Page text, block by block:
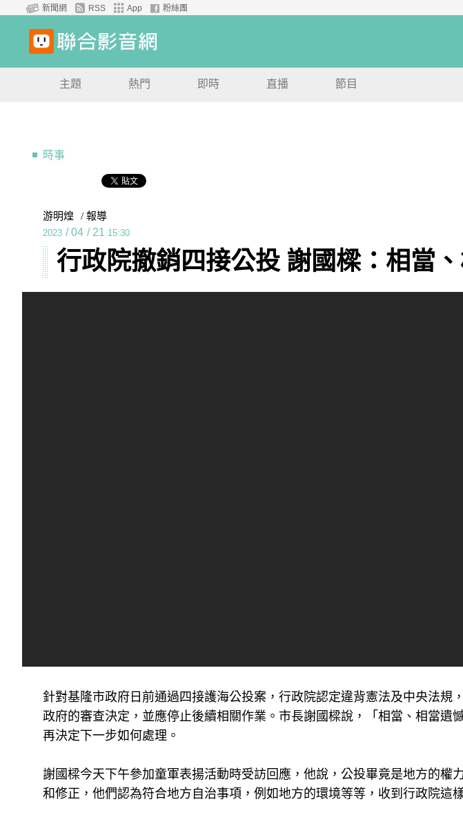
新聞網 RSS App 粉絲團
主題 熱門 即時 直播 節目
時事
游明煌 / 報導
2023 / 04 / 21 15:30
行政院撤銷四接公投 謝國樑：相當
針對基隆市政府日前通過四接護海公投案，行政院認定違背憲法及中央法規
政府的審查決定，並應停止後續相關作業。市長謝國樑說，「相當、相當遺
再決定下一步如何處理。
謝國樑今天下午參加童軍表揚活動時受訪回應，他說，公投畢竟是地方的權
和修正，他們認為符合地方自治事項，例如地方的環境等等，收到行政院這